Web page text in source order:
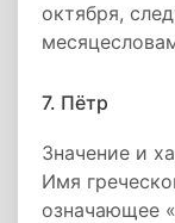
октября,
7. Пётр
Значение и
Имя
означающее